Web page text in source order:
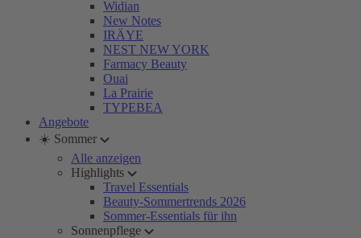
Widian
New Notes
IRÄYE
NEST NEW YORK
Farmacy Beauty
Ouai
La Prairie
TYPEBEA
Angebote
☀️ Sommer
Alle anzeigen
Highlights
Travel Essentials
Beauty-Sommertrends 2026
Sommer-Essentials für ihn
Sonnenpflege